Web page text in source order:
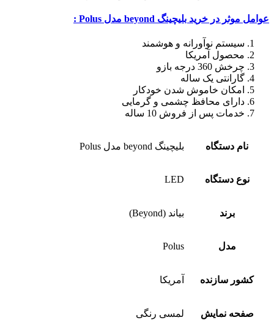
عوامل موثر در خرید بلیچینگ beyond مدل Polus :
سیستم نوآورانه و هوشمند
محصول آمریکا
چرخش 360 درجه بازو
گارانتی یک ساله
امکان خاموش شدن خودکار
دارای محافظ چشمی و گرمایی
خدمات پس از فروش 10 ساله
نام دستگاه بلیچینگ beyond مدل Polus
نوع دستگاه LED
برند بیاند (Beyond)
مدل Polus
کشور سازنده آمریکا
صفحه نمایش لمسی رنگی